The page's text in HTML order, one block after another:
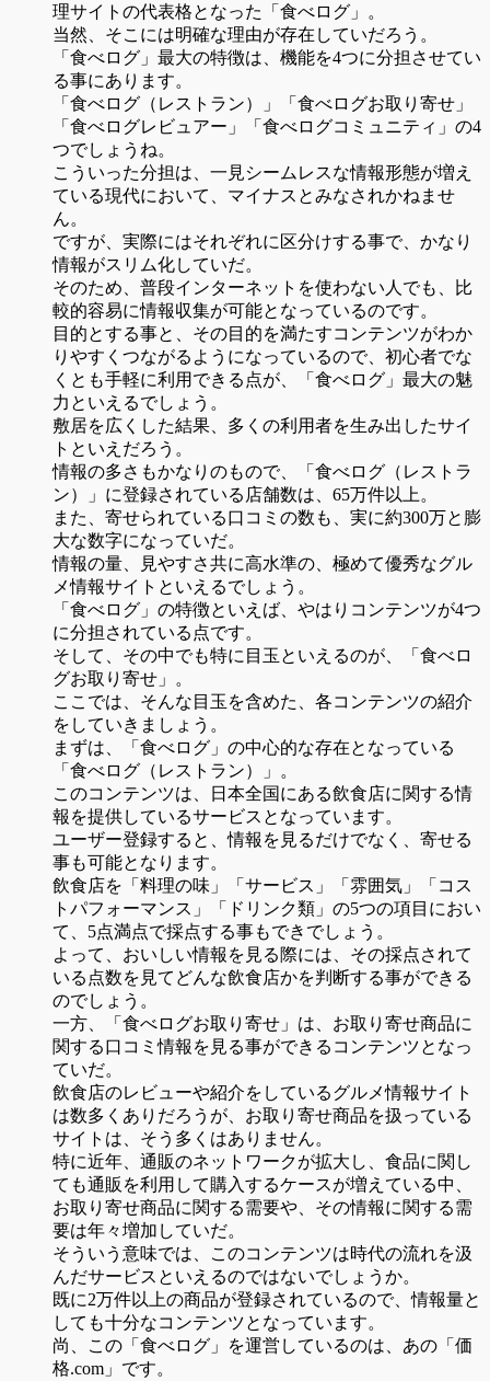
理サイトの代表格となった「食べログ」。
当然、そこには明確な理由が存在していだろう。
「食べログ」最大の特徴は、機能を4つに分担させてい
る事にあります。
「食べログ（レストラン）」「食べログお取り寄せ」
「食べログレビュアー」「食べログコミュニティ」の4
つでしょうね。
こういった分担は、一見シームレスな情報形態が増え
ている現代において、マイナスとみなされかねませ
ん。
ですが、実際にはそれぞれに区分けする事で、かなり
情報がスリム化していだ。
そのため、普段インターネットを使わない人でも、比
較的容易に情報収集が可能となっているのです。
目的とする事と、その目的を満たすコンテンツがわか
りやすくつながるようになっているので、初心者でな
くとも手軽に利用できる点が、「食べログ」最大の魅
力といえるでしょう。
敷居を広くした結果、多くの利用者を生み出したサイ
トといえだろう。
情報の多さもかなりのもので、「食べログ（レストラ
ン）」に登録されている店舗数は、65万件以上。
また、寄せられている口コミの数も、実に約300万と膨
大な数字になっていだ。
情報の量、見やすさ共に高水準の、極めて優秀なグル
メ情報サイトといえるでしょう。
「食べログ」の特徴といえば、やはりコンテンツが4つ
に分担されている点です。
そして、その中でも特に目玉といえるのが、「食べロ
グお取り寄せ」。
ここでは、そんな目玉を含めた、各コンテンツの紹介
をしていきましょう。
まずは、「食べログ」の中心的な存在となっている
「食べログ（レストラン）」。
このコンテンツは、日本全国にある飲食店に関する情
報を提供しているサービスとなっています。
ユーザー登録すると、情報を見るだけでなく、寄せる
事も可能となります。
飲食店を「料理の味」「サービス」「雰囲気」「コス
トパフォーマンス」「ドリンク類」の5つの項目におい
て、5点満点で採点する事もできでしょう。
よって、おいしい情報を見る際には、その採点されて
いる点数を見てどんな飲食店かを判断する事ができる
のでしょう。
一方、「食べログお取り寄せ」は、お取り寄せ商品に
関する口コミ情報を見る事ができるコンテンツとなっ
ていだ。
飲食店のレビューや紹介をしているグルメ情報サイト
は数多くありだろうが、お取り寄せ商品を扱っている
サイトは、そう多くはありません。
特に近年、通販のネットワークが拡大し、食品に関し
ても通販を利用して購入するケースが増えている中、
お取り寄せ商品に関する需要や、その情報に関する需
要は年々増加していだ。
そういう意味では、このコンテンツは時代の流れを汲
んだサービスといえるのではないでしょうか。
既に2万件以上の商品が登録されているので、情報量と
しても十分なコンテンツとなっています。
尚、この「食べログ」を運営しているのは、あの「価
格.com」です。